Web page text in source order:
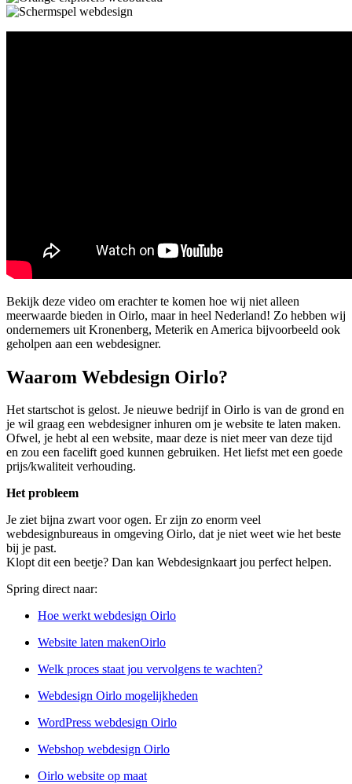
Bekijk deze video om erachter te komen hoe wij niet alleen
meerwaarde bieden in Oirlo, maar in heel Nederland! Zo hebben wij
ondernemers uit Kronenberg, Meterik en America bijvoorbeeld ook
geholpen aan een webdesigner.
Waarom Webdesign Oirlo?
Het startschot is gelost. Je nieuwe bedrijf in Oirlo is van de grond en
je wil graag een webdesigner inhuren om je website te laten maken.
Ofwel, je hebt al een website, maar deze is niet meer van deze tijd
en zou een facelift goed kunnen gebruiken. Het liefst met een goede
prijs/kwaliteit verhouding.
Het probleem
Je ziet bijna zwart voor ogen. Er zijn zo enorm veel
webdesignbureaus in omgeving Oirlo, dat je niet weet wie het beste
bij je past.
Klopt dit een beetje? Dan kan Webdesignkaart jou perfect helpen.
Spring direct naar:
Hoe werkt webdesign Oirlo
Website laten makenOirlo
Welk proces staat jou vervolgens te wachten?
Webdesign Oirlo mogelijkheden
WordPress webdesign Oirlo
Webshop webdesign Oirlo
Oirlo website op maat